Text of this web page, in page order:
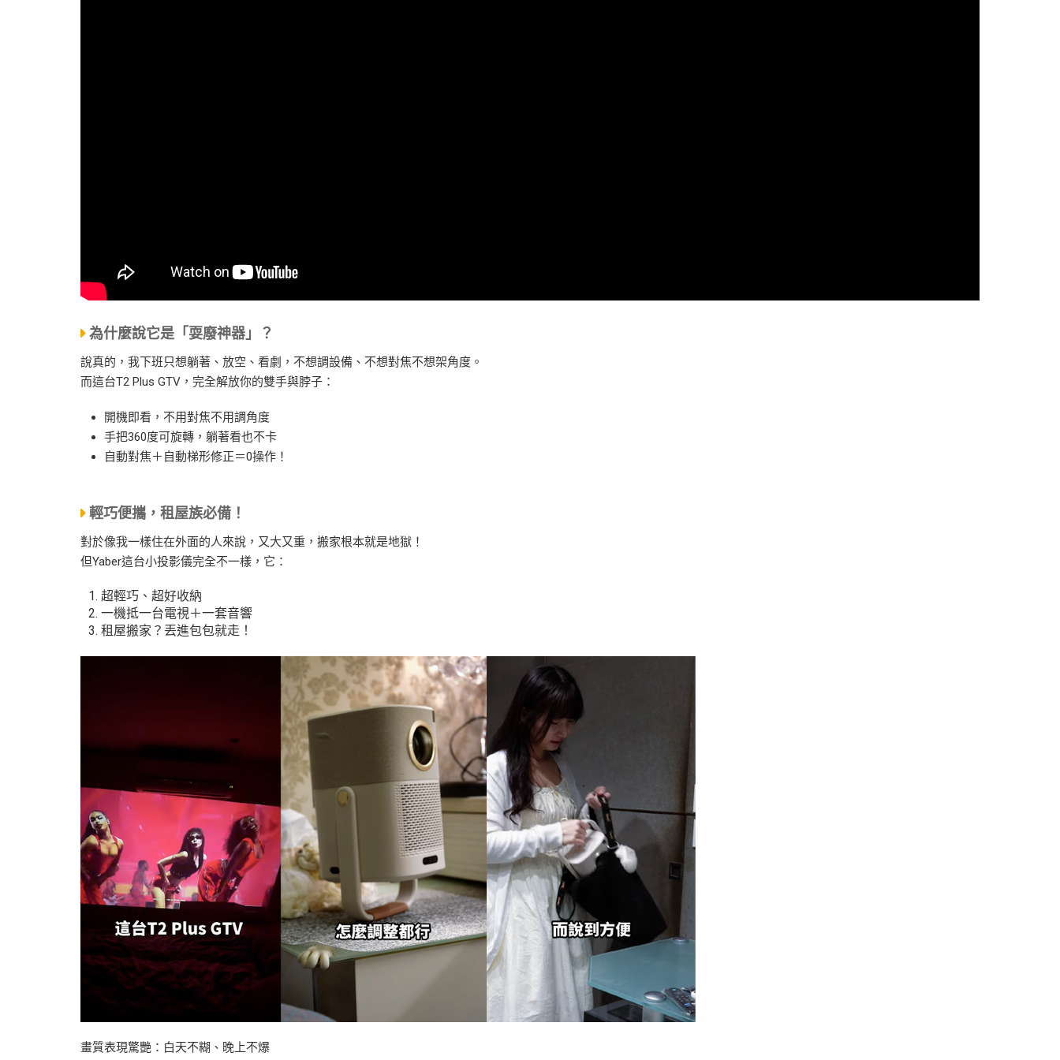
為什麼說它是「耍廢神器」？
說真的，我下班只想躺著、放空、看劇，不想調設備、不想對焦不想架角度。
而這台T2 Plus GTV，完全解放你的雙手與脖子：
開機即看，不用對焦不用調角度
手把360度可旋轉，躺著看也不卡
自動對焦＋自動梯形修正＝0操作！
輕巧便攜，租屋族必備！
對於像我一樣住在外面的人來說，又大又重，搬家根本就是地獄！
但Yaber這台小投影儀完全不一樣，它：
超輕巧、超好收納
一機抵一台電視＋一套音響
租屋搬家？丟進包包就走！
畫質表現驚艷：白天不糊、晚上不爆